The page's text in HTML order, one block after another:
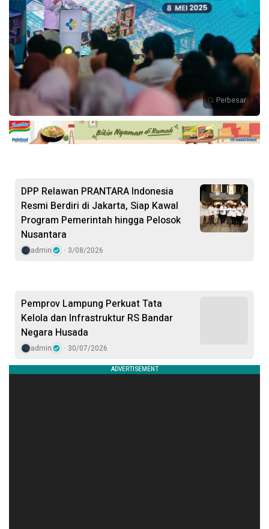
Perbesar
DPP Relawan PRANTARA Indonesia
Resmi Berdiri di Jakarta, Siap Kawal
Program Pemerintah hingga Pelosok
Nusantara
admin 3/08/2026
Pemprov Lampung Perkuat Tata
Kelola dan Infrastruktur RS Bandar
Negara Husada
admin 30/07/2026